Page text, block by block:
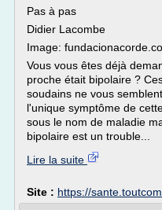
Pas à pas
Didier Lacombe
Image:
Vous vous êtes déjà
proche était bipolaire ?
soudains ne vous
l'unique symptôme de
sous le nom de maladie
bipolaire est un trouble...
Lire la suite
Site : https://